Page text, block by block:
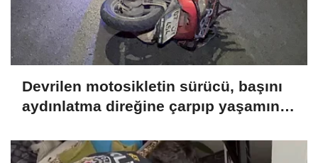
Devrilen motosikletin sürücü, başını
aydınlatma direğine çarpıp yaşamını